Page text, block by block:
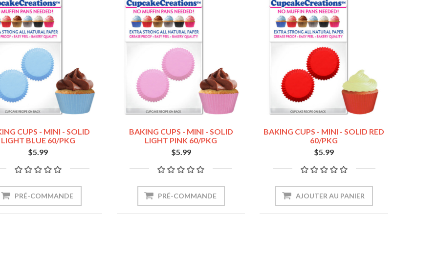
CUPS - MINI - SOLID
LIGHT BLUE 60/PKG
$5.99
BAKING CUPS - MINI - SOLID
LIGHT PINK 60/PKG
$5.99
BAKING CUPS - MINI - SOLID RED
60/PKG
$5.99